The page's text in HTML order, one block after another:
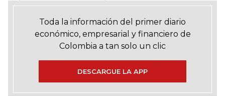
Toda la información del primer diario
económico, empresarial y financiero de
Colombia a tan solo un clic
DESCARGUE LA APP